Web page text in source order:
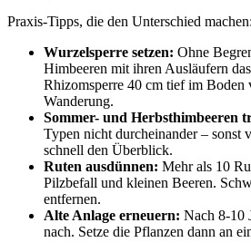
Praxis-Tipps, die den Unterschied machen:
Wurzelsperre setzen: Ohne
Himbeeren mit ihren Ausläufern
Rhizomsperre 40 cm tief im Boden
Wanderung.
Sommer- und Herbsthimbeeren
Typen nicht durcheinander – sonst
schnell den Überblick.
Ruten ausdünnen: Mehr als 10
Pilzbefall und kleinen Beeren.
entfernen.
Alte Anlage erneuern: Nach 8-10
nach. Setze die Pflanzen dann an